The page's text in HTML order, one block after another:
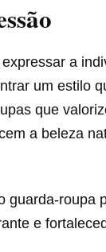
a
um estilo
que
a beleza
guarda-roupa
e